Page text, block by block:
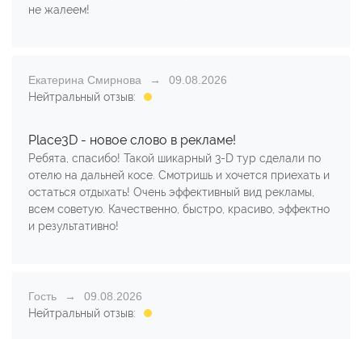
не жалеем!
Екатерина Смирнова
09.08.2026
Нейтральный отзыв:
Place3D - новое слово в рекламе!
Ребята, спасибо! Такой шикарный 3-D тур сделали по
отелю на дальней косе. Смотришь и хочется приехать и
остаться отдыхать! Очень эффективный вид рекламы,
всем советую. Качественно, быстро, красиво, эффектно
и результативно!
Гость
09.08.2026
Нейтральный отзыв: